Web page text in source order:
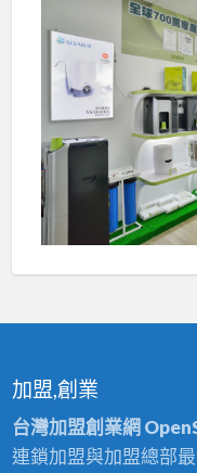
加盟,創業
台灣加盟創業網
連鎖加盟與加盟總部